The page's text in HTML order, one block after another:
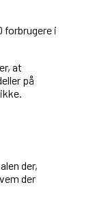
forbrugere i
at
på
der,
der